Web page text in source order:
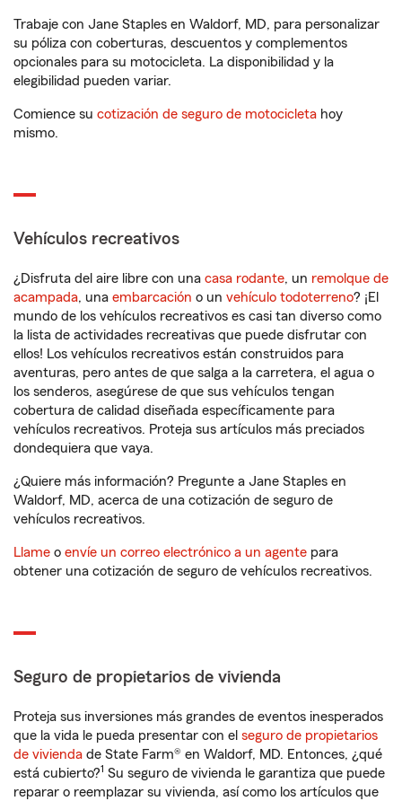
Trabaje con Jane Staples en Waldorf, MD, para personalizar
su póliza con coberturas, descuentos y complementos
opcionales para su motocicleta. La disponibilidad y la
elegibilidad pueden variar.
Comience su cotización de seguro de motocicleta hoy
mismo.
Vehículos recreativos
¿Disfruta del aire libre con una casa rodante, un remolque de
acampada, una embarcación o un vehículo todoterreno? ¡El
mundo de los vehículos recreativos es casi tan diverso como
la lista de actividades recreativas que puede disfrutar con
ellos! Los vehículos recreativos están construidos para
aventuras, pero antes de que salga a la carretera, el agua o
los senderos, asegúrese de que sus vehículos tengan
cobertura de calidad diseñada específicamente para
vehículos recreativos. Proteja sus artículos más preciados
dondequiera que vaya.
¿Quiere más información? Pregunte a Jane Staples en
Waldorf, MD, acerca de una cotización de seguro de
vehículos recreativos.
Llame o envíe un correo electrónico a un agente para
obtener una cotización de seguro de vehículos recreativos.
Seguro de propietarios de vivienda
Proteja sus inversiones más grandes de eventos inesperados
que la vida le pueda presentar con el seguro de propietarios
de vivienda de State Farm® en Waldorf, MD. Entonces, ¿qué
está cubierto?1 Su seguro de vivienda le garantiza que puede
reparar o reemplazar su vivienda, así como los artículos que